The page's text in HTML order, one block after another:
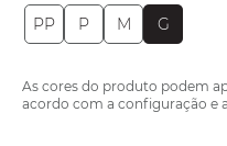
G
M
P
PP
As cores do produto podem
acordo com a configuração e